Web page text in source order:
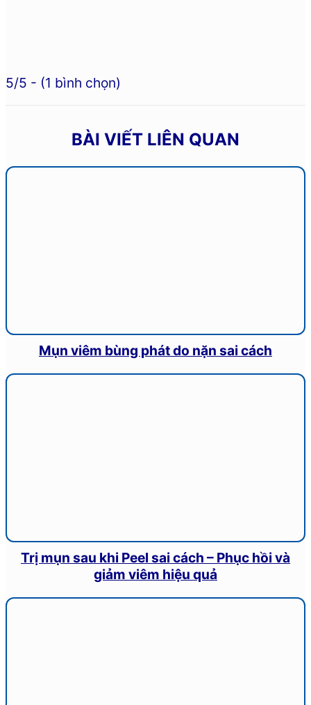
5/5 - (1 bình chọn)
BÀI VIẾT LIÊN QUAN
Mụn viêm bùng phát do nặn sai cách
Trị mụn sau khi Peel sai cách – Phục hồi và
giảm viêm hiệu quả